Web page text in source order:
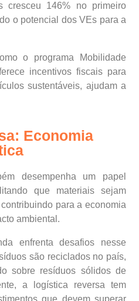
cresceu 146% no primeiro
o potencial dos VEs para a
o programa Mobilidade
incentivos fiscais para
sustentáveis, ajudam a
Economia
desempenha um papel
que materiais sejam
para a economia
ambiental.
enfrenta desafios nesse
são reciclados no país,
sobre resíduos sólidos de
a logística reversa tem
que devem superar